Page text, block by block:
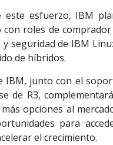
este esfuerzo, IBM
roles de
seguridad de IBM
de híbridos.
IBM, junto con el
de R3,
opciones al
para
el crecimiento.